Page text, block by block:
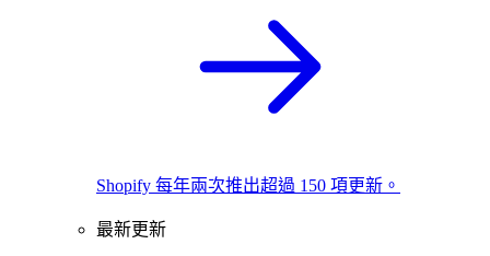
Shopify 每年兩次推出超過 150 項更新。
最新更新